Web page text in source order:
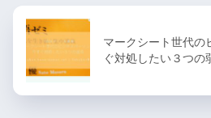
マークシート世代の
ぐ対処したい３つの